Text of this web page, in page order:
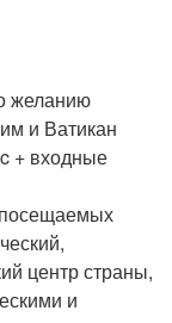
желанию
и Ватикан
+ входные
центр страны,
и